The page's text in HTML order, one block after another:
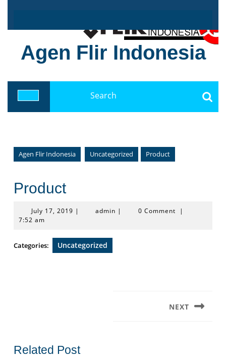
Agen Flir Indonesia
Open
for:
Agen Flir Indonesia Uncategorized Product
Product
July 17, 2019 July
| admin admin
| 0 Comment
|
7:52 am
Categories: Uncategorized
NEXT
Related Post